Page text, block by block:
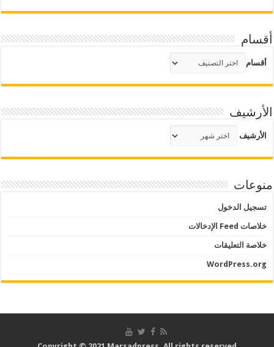
أقسام
أقسام
الأرشيف
الأرشيف
منوعات
تسجيل الدخول
خلاصات Feed الإدخالات
خلاصة التعليقات
WordPress.org